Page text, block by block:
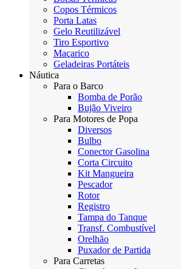
Copos Térmicos
Porta Latas
Gelo Reutilizável
Tiro Esportivo
Maçarico
Geladeiras Portáteis
Náutica
Para o Barco
Bomba de Porão
Bujão Viveiro
Para Motores de Popa
Diversos
Bulbo
Conector Gasolina
Corta Circuito
Kit Mangueira
Pescador
Rotor
Registro
Tampa do Tanque
Transf. Combustível
Orelhão
Puxador de Partida
Para Carretas